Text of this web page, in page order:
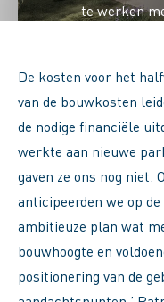
te werken
Daarnaast
gevelgroen
bestaande
De kosten voor het
van de bouwkosten
de nodige financiële
werkte aan nieuwe
gaven ze ons nog niet.
anticipeerden we op
ambitieuze plan wat
bouwhoogte en
positionering van de